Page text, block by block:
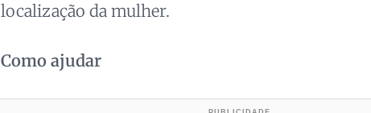
localização da mulher.
Como ajudar